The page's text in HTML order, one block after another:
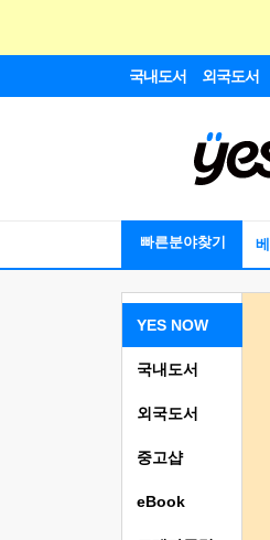
국내도서 외국도서
빠른분야찾기
YES NOW
국내도서
외국도서
중고샵
eBook